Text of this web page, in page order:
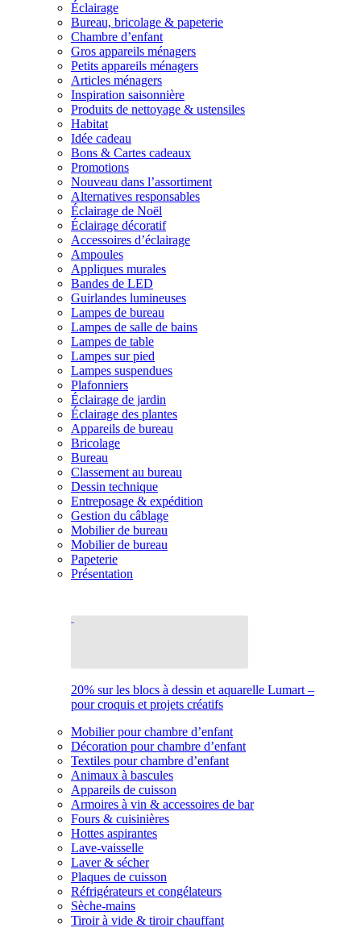
Éclairage
Bureau, bricolage & papeterie
Chambre d’enfant
Gros appareils ménagers
Petits appareils ménagers
Articles ménagers
Inspiration saisonnière
Produits de nettoyage & ustensiles
Habitat
Idée cadeau
Bons & Cartes cadeaux
Promotions
Nouveau dans l’assortiment
Alternatives responsables
Éclairage de Noël
Éclairage décoratif
Accessoires d’éclairage
Ampoules
Appliques murales
Bandes de LED
Guirlandes lumineuses
Lampes de bureau
Lampes de salle de bains
Lampes de table
Lampes sur pied
Lampes suspendues
Plafonniers
Éclairage de jardin
Éclairage des plantes
Appareils de bureau
Bricolage
Bureau
Classement au bureau
Dessin technique
Entreposage & expédition
Gestion du câblage
Mobilier de bureau
Mobilier de bureau
Papeterie
Présentation
20% sur les blocs à dessin et aquarelle Lumart –
pour croquis et projets créatifs
Mobilier pour chambre d’enfant
Décoration pour chambre d’enfant
Textiles pour chambre d’enfant
Animaux à bascules
Appareils de cuisson
Armoires à vin & accessoires de bar
Fours & cuisinières
Hottes aspirantes
Lave-vaisselle
Laver & sécher
Plaques de cuisson
Réfrigérateurs et congélateurs
Sèche-mains
Tiroir à vide & tiroir chauffant